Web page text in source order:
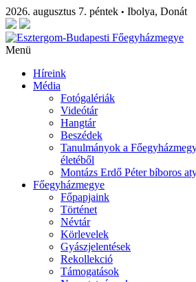
2026. augusztus 7. péntek • Ibolya, Donát
Menü
Híreink
Média
Fotógalériák
Videótár
Hangtár
Beszédek
Tanulmányok a
életéből
Montázs Erdő Péter bíboros
Főegyházmegye
Főpapjaink
Történet
Névtár
Körlevelek
Gyászjelentések
Rekollekció
Támogatások